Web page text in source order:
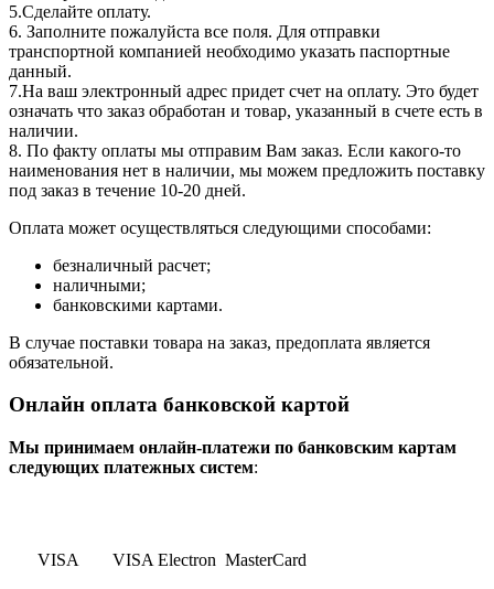
5.Сделайте оплату.
6. Заполните пожалуйста все поля. Для отправки
транспортной компанией необходимо указать паспортные
данный.
7.На ваш электронный адрес придет счет на оплату. Это будет
означать что заказ обработан и товар, указанный в счете есть в
наличии.
8. По факту оплаты мы отправим Вам заказ. Если какого-то
наименования нет в наличии, мы можем предложить поставку
под заказ в течение 10-20 дней.
Оплата может осуществляться следующими способами:
безналичный расчет;
наличными;
банковскими картами.
В случае поставки товара на заказ, предоплата является
обязательной.
Онлайн оплата банковской картой
Мы принимаем онлайн-платежи по банковским картам
cледующих платежных систем:
VISA VISA Electron MasterCard